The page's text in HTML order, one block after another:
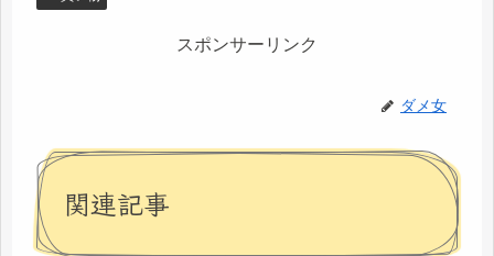
スポンサーリンク
ダメ女
関連記事